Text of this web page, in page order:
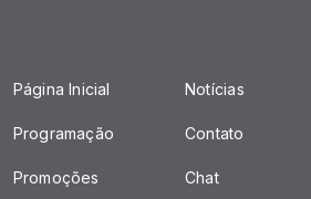
Página Inicial
Programação
Promoções
Notícias
Contato
Chat